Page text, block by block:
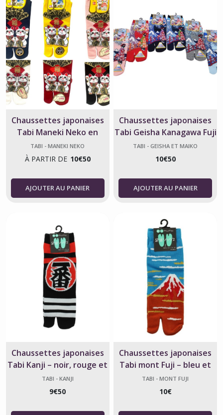
Chaussettes japonaises
Tabi Maneki Neko en
coton – taille 40-44
TABI - MANEKI NEKO
À PARTIR DE 10€50
AJOUTER AU PANIER
Chaussettes japonaises
Tabi Geisha Kanagawa Fuji
– Taille 34-40
TABI - GEISHA ET MAIKO
10€50
AJOUTER AU PANIER
Chaussettes japonaises
Tabi Kanji – noir, rouge et
blanc – fabriquées au
Japon
TABI - KANJI
9€50
Chaussettes japonaises
Tabi mont Fuji – bleu et
rouge
TABI - MONT FUJI
10€